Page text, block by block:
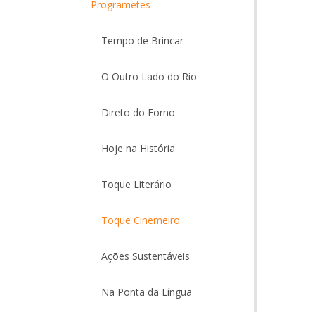
Programetes
Tempo de Brincar
O Outro Lado do Rio
Direto do Forno
Hoje na História
Toque Literário
Toque Cinemeiro
Ações Sustentáveis
Na Ponta da Língua